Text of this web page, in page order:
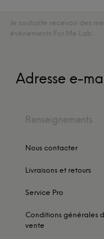
Je souhaite recevoir des
événements For Me Lab.
Renseignements
Nous contacter
Livraisons et retours
Service Pro
Conditions générales
vente